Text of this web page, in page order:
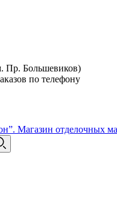
Пр. Большевиков)
по телефону